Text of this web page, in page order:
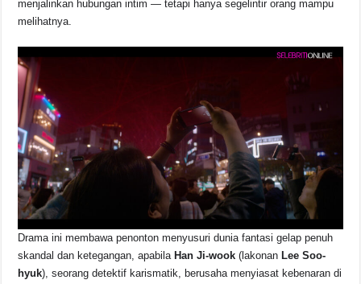
menjalinkan hubungan intim — tetapi hanya segelintir orang mampu
melihatnya.
Drama ini membawa penonton menyusuri dunia fantasi gelap penuh
skandal dan ketegangan, apabila Han Ji-wook (lakonan Lee Soo-
hyuk), seorang detektif karismatik, berusaha menyiasat kebenaran di